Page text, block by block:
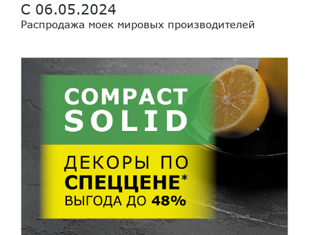
С 06.05.2024
Распродажа моек мировых производителей